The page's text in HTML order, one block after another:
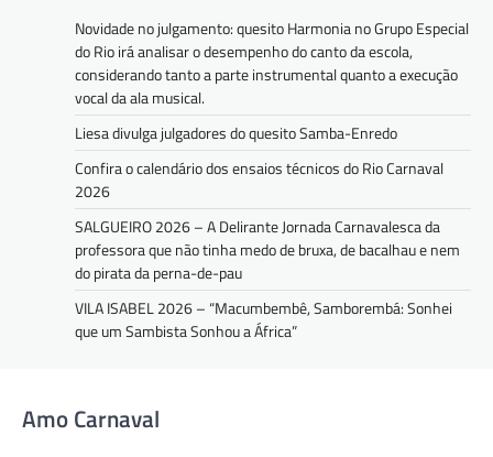
Novidade no julgamento: quesito Harmonia no Grupo Especial
do Rio irá analisar o desempenho do canto da escola,
considerando tanto a parte instrumental quanto a execução
vocal da ala musical.
Liesa divulga julgadores do quesito Samba-Enredo
Confira o calendário dos ensaios técnicos do Rio Carnaval
2026
SALGUEIRO 2026 – A Delirante Jornada Carnavalesca da
professora que não tinha medo de bruxa, de bacalhau e nem
do pirata da perna-de-pau
VILA ISABEL 2026 – “Macumbembê, Samborembá: Sonhei
que um Sambista Sonhou a África”
Amo Carnaval